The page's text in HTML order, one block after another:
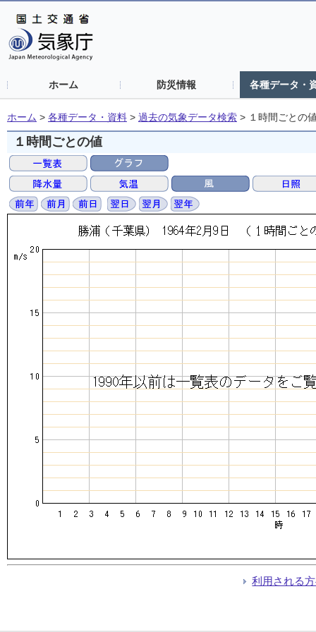
ホーム 防災情報 各種データ・
ホーム > 各種データ・資料 > 過去の気象データ検索 > １時間ごとの
１時間ごとの値
利用される